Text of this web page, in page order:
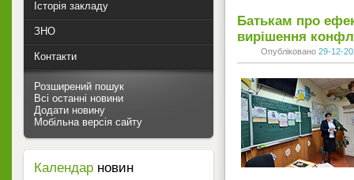
Батькам про
вирішення
Опубліковано 29-12-
Історія закладу
ЗНО
Контакти
Розширений пошук
Всі останні новини
Додати новину
Мобільна версія сайту
Календар новин